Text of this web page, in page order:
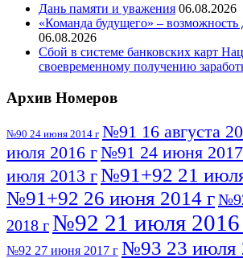
Дань памяти и уважения 06.08.2026
«Команда будущего» – возможность
06.08.2026
Сбой в системе банковских карт
своевременному получению
Архив Номеров
№90 24 июня 2014 г №91 16 августа
июля 2016 г№91 24 июня
июля 2013 г№91+92 21
№91+92 26 июня 2014 г
2018 г№92 21 июля 2016
№92 27 июня 2017 г №93 23 июля